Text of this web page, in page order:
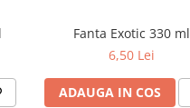
Fanta Exotic 330 ml
6,50 Lei
ADAUGA IN COS